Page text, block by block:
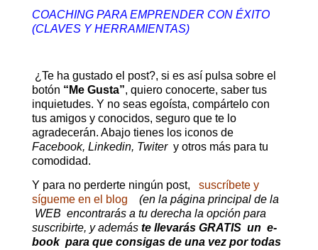
COACHING PARA EMPRENDER CON ÉXITO
(CLAVES Y HERRAMIENTAS)
¿Te ha gustado el post?, si es así pulsa sobre el
botón “Me Gusta”, quiero conocerte, saber tus
inquietudes. Y no seas egoísta, compártelo con
tus amigos y conocidos, seguro que te lo
agradecerán. Abajo tienes los iconos de
Facebook, Linkedin, Twiter y otros más para tu
comodidad.
Y para no perderte ningún post, suscríbete y
sígueme en el blog
(en la página principal de la
WEB encontrarás a tu derecha la opción para
suscribirte, y además te llevarás GRATIS un e-
book para que consigas de una vez por todas